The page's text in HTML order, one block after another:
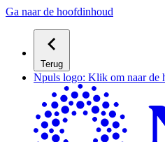
Ga naar de hoofdinhoud
Terug
Npuls logo: Klik om naar de